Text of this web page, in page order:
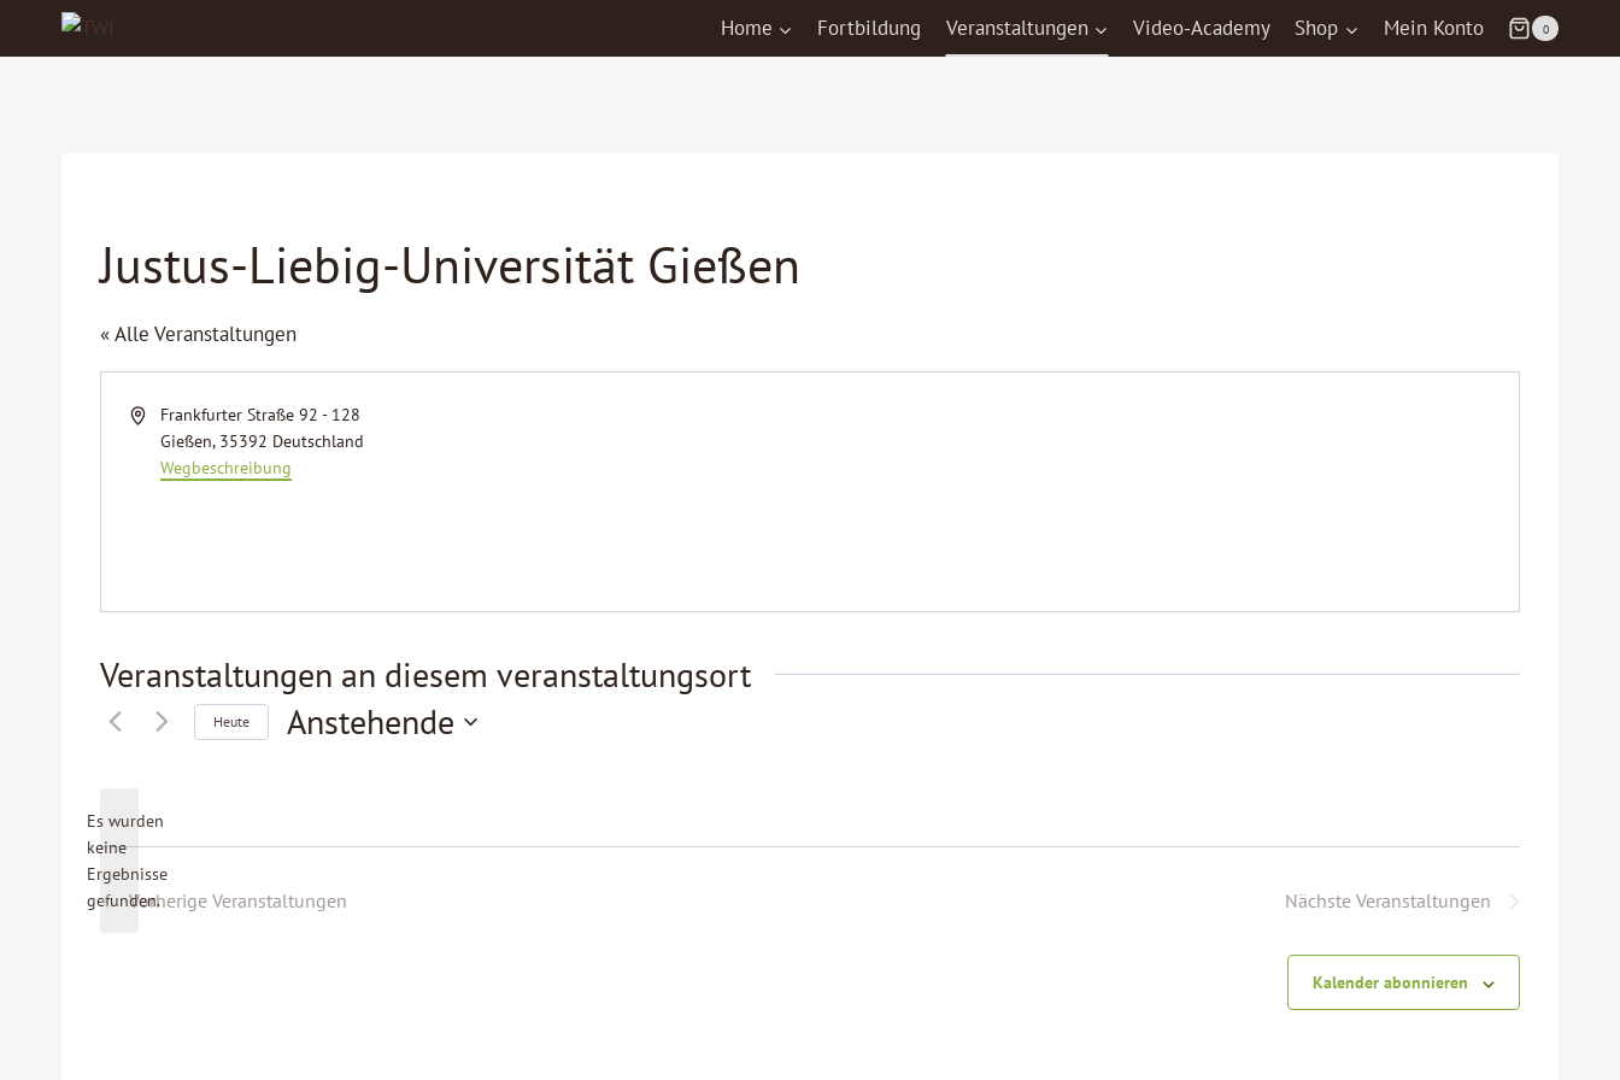
Home Fortbildung Veranstaltungen Video-Academy Shop Mein Konto 0
Justus-Liebig-Universität Gießen
« Alle Veranstaltungen
AdresseFrankfurter Straße 92 - 128
Gießen, 35392 Deutschland
Wegbeschreibung
Veranstaltungen an diesem veranstaltungsort
Hinweis
Es wurden
keine
Ergebnisse
gefunden.
Heute Anstehende
Vorherige Veranstaltungen Nächste Veranstaltungen
Kalender abonnieren